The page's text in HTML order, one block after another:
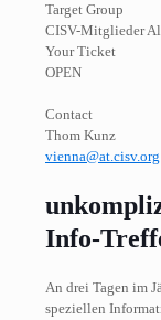
Target Group
CISV-Mitglieder
Your Ticket
OPEN
Contact
Thom Kunz
vienna@at.cisv.org
Info-
An drei Tagen im
speziellen